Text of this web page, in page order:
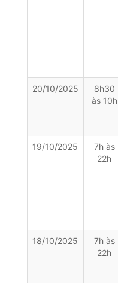
20/10/2025
8h30
às 10h
19/10/2025
7h às
22h
18/10/2025
7h às
22h